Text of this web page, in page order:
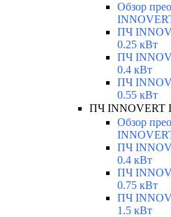
Обзор
ПЧ
0.25 кВт
ПЧ
0.4 кВт
ПЧ
0.55 кВт
ПЧ INNOVERT
Обзор
ПЧ
0.4 кВт
ПЧ
0.75 кВт
ПЧ
1.5 кВт